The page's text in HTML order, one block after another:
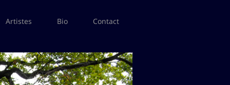
Artistes Bio Contact